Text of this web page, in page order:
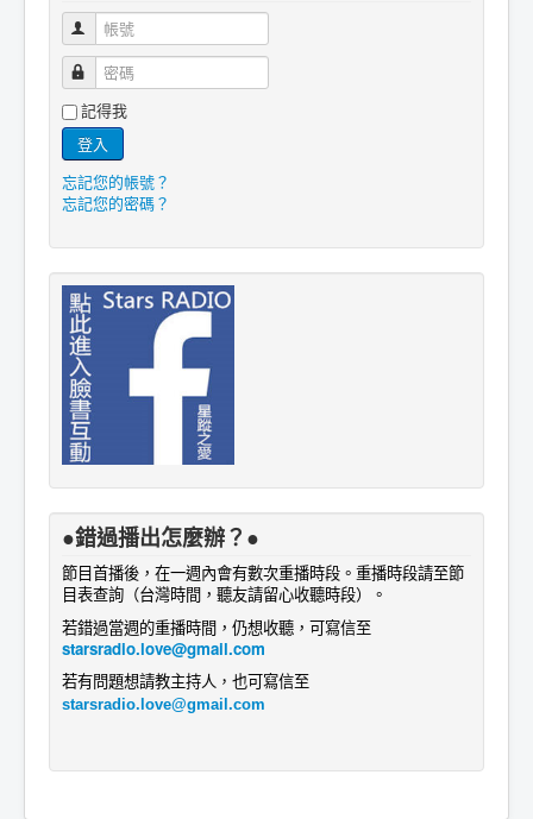
帳號
密碼
記得我
登入
忘記您的帳號？
忘記您的密碼？
●錯過播出怎麼辦？●
節目首播後，在一週內會有數次重播時段。重播時段請至節
目表查詢 （台灣時間，聽友請留心收聽時段）
。
若錯過當週的重播時間，仍想收聽，可寫信至
starsradio.love@gmail.com
若有問題想請教主持人 ， 也可寫信至
starsradio.love@gmail.com